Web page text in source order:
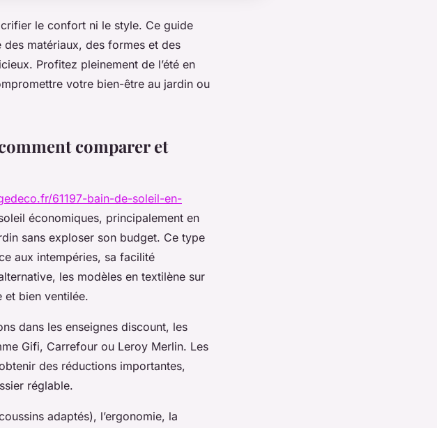
le confort ni le style. Ce guide
matériaux, des formes et des
Profitez pleinement de l’été en
votre bien-être au jardin ou
comparer et
61197-bain-de-soleil-en-
économiques, principalement en
sans exploser son budget. Ce type
aux intempéries, sa facilité
les modèles en textilène sur
et bien ventilée.
dans les enseignes discount, les
Gifi, Carrefour ou Leroy Merlin. Les
des réductions importantes,
réglable.
adaptés), l’ergonomie, la